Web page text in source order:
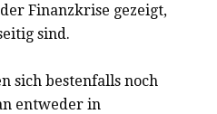
Finanzkrise gezeigt,
sind.
sich bestenfalls noch
entweder in